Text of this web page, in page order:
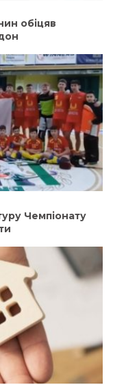
обіцяв
Чемпіонату